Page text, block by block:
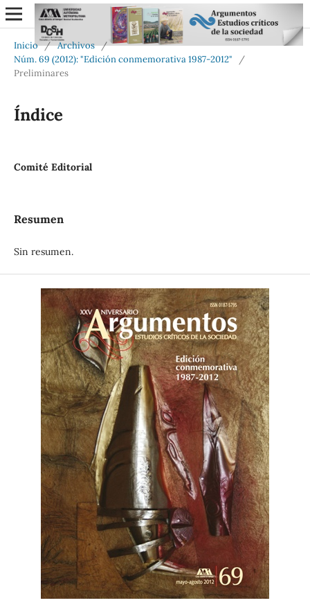
Inicio / Archivos /
Núm. 69 (2012): "Edición conmemorativa 1987-2012"
/
Preliminares
Índice
Comité Editorial
Resumen
Sin resumen.